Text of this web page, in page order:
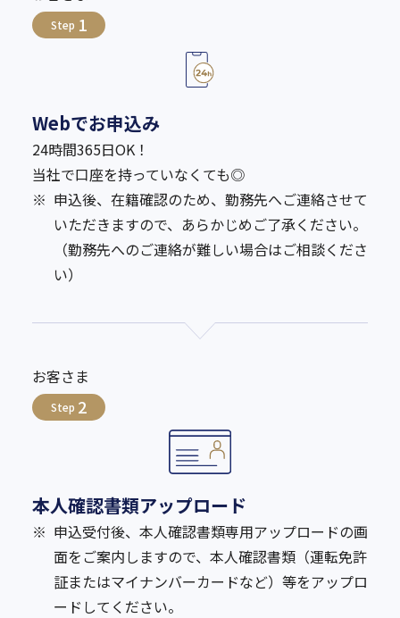
Step 1
Webでお申込み
24時間365日OK！
当社で口座を持っていなくても◎
※ 申込後、在籍確認のため、勤務先へご連絡させて
いただきますので、あらかじめご了承ください。
（勤務先へのご連絡が難しい場合はご相談くださ
い）
お客さま
Step 2
本人確認書類アップロード
※ 申込受付後、本人確認書類専用アップロードの画
面をご案内しますので、本人確認書類（運転免許
証またはマイナンバーカードなど）等をアップロ
ードしてください。